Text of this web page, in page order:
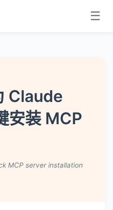
☰
Claude
安装 MCP
MCP server installation